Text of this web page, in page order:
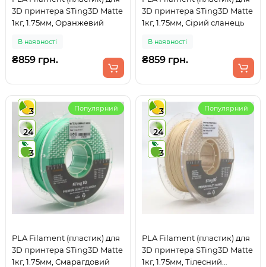
3D принтера STing3D Matte
1кг, 1.75мм, Оранжевий
В наявності
₴859 грн.
3D принтера STing3D Matte
1кг, 1.75мм, Сірий сланець
В наявності
₴859 грн.
3
24
3
Популярний
PLA Filament (пластик) для
3D принтера STing3D Matte
1кг, 1.75мм, Смарагдовий
3
24
3
Популярний
PLA Filament (пластик) для
3D принтера STing3D Matte
1кг, 1.75мм, Тілесний